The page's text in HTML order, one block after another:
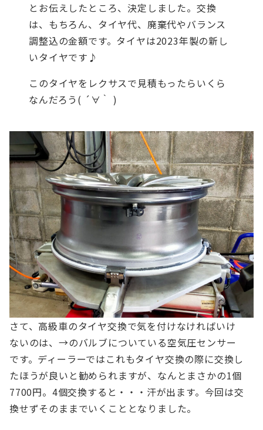
とお伝えしたところ、決定しました。交換
は、もちろん、タイヤ代、廃棄代やバランス
調整込の金額です。タイヤは2023年製の新し
いタイヤです♪
このタイヤをレクサスで見積もったらいくら
なんだろう( ´∀｀ )
さて、高級車のタイヤ交換で気を付けなければいけ
ないのは、→のバルブについている空気圧センサー
です。ディーラーではこれもタイヤ交換の際に交換し
たほうが良いと勧められますが、なんとまさかの1個
7700円。4個交換すると・・・汗が出ます。今回は交
換せずそのままでいくこととなりました。